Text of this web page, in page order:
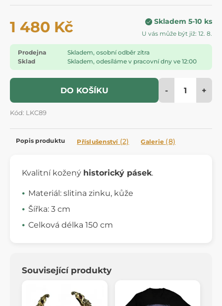
1 480 Kč Skladem 5-10 ks
U vás může být již: 12. 8.
Prodejna
Skladem, osobní odběr zítra
Sklad
Skladem, odesíláme v pracovní dny ve 12:00
DO KOŠÍKU - +
Kód: LKC89
Popis produktu Příslušenství (2) Galerie (8)
Kvalitní kožený historický pásek.
Materiál: slitina zinku, kůže
Šířka: 3 cm
Celková délka 150 cm
Související produkty